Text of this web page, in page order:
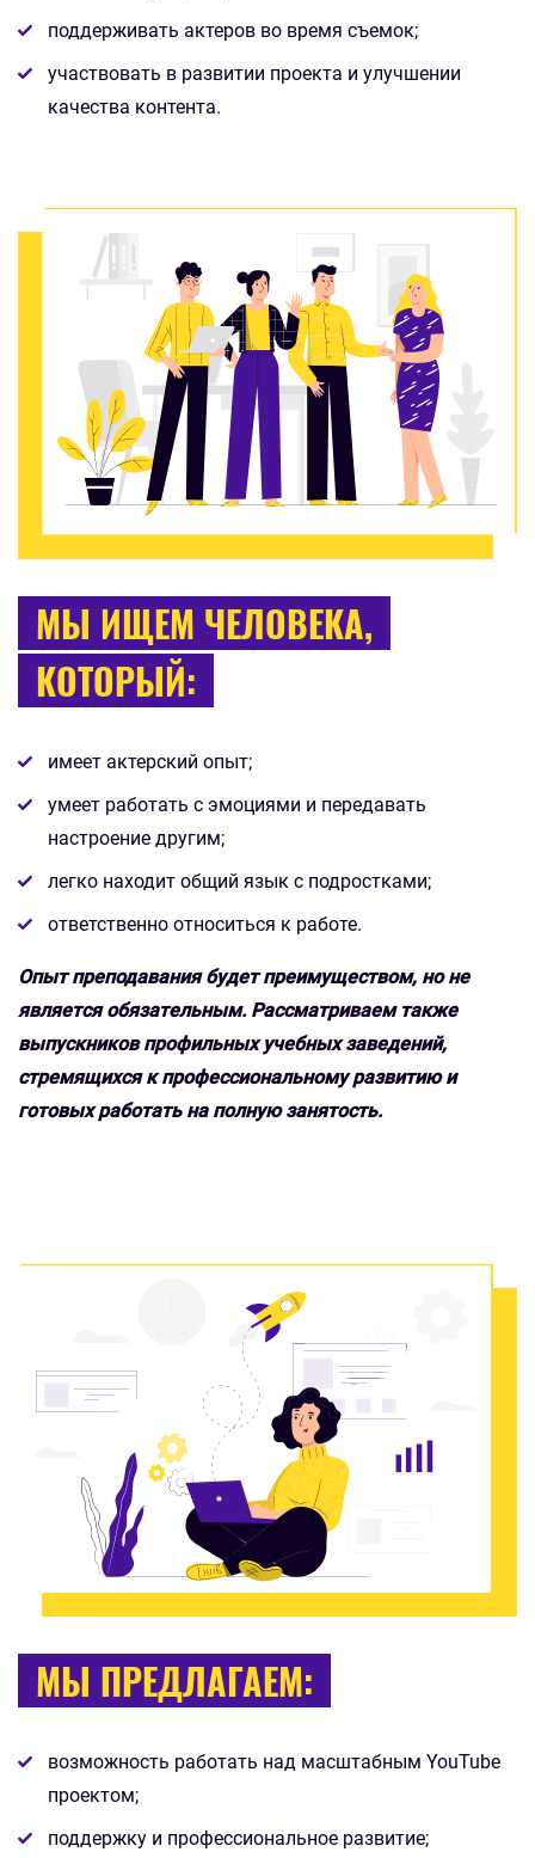
поддерживать актеров во время съемок;
участвовать в развитии проекта и улучшении
качества контента.
МЫ ИЩЕМ ЧЕЛОВЕКА,
КОТОРЫЙ:
имеет актерский опыт;
умеет работать с эмоциями и передавать
настроение другим;
легко находит общий язык с подростками;
ответственно относиться к работе.
Опыт преподавания будет преимуществом, но не
является обязательным. Рассматриваем также
выпускников профильных учебных заведений,
стремящихся к профессиональному развитию и
готовых работать на полную занятость.
МЫ ПРЕДЛАГАЕМ:
возможность работать над масштабным YouTube
проектом;
поддержку и профессиональное развитие;